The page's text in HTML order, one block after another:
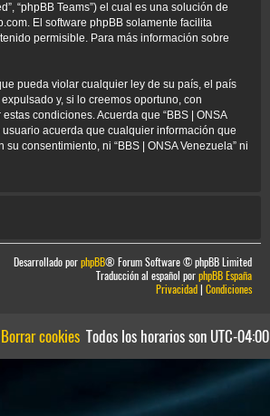
“phpBB Teams”) el cual es una solución de
. El software phpBB solamente facilita
permisible. Para más información sobre
pueda violar cualquier ley de su país, el país
y, si lo creemos oportuno, con
condiciones. Acuerda que “BBS | ONSA
acuerda que cualquier información que
consentimiento, ni “BBS | ONSA Venezuela” ni
Desarrollado porphpBB® Forum Software © phpBB Limited
Traducción al español porphpBB España
Privacidad| Condiciones
Todos los horarios son UTC-04:00
Borrar cookies